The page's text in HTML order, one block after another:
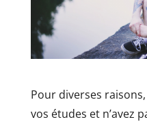
Pour diverses
vos études et n’avez